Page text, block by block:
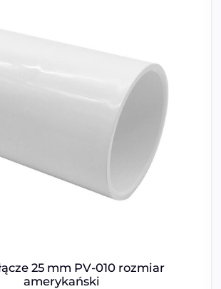
25 mm PV-010 rozmiar
amerykański